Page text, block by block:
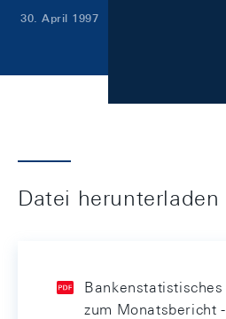
30. April 1997
Datei herunterladen
zum Monatsbericht -